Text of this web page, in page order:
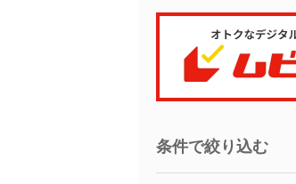
条件で絞り込む